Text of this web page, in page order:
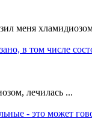
меня
в том числе
лечилась ...
- это может